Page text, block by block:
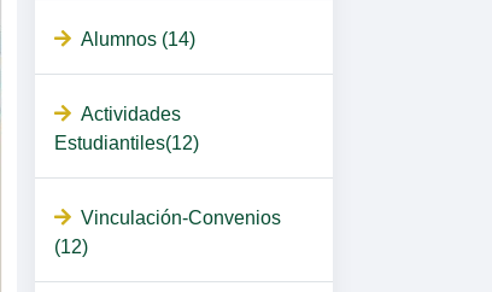
Alumnos (14)
Actividades
Estudiantiles(12)
Vinculación-Convenios
(12)